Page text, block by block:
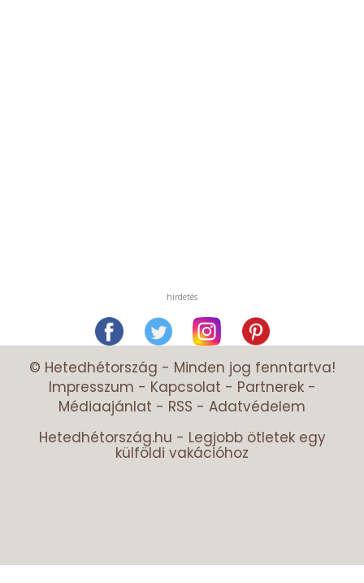
hirdetés
© Hetedhétország - Minden jog fenntartva!
Impresszum - Kapcsolat - Partnerek-
Médiaajánlat - RSS - Adatvédelem
Hetedhétország.hu - Legjobb ötletek egy
külföldi vakációhoz